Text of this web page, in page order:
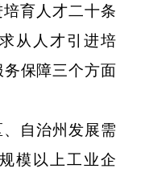
育人才二十条
从人才引进培
保障三个方面
自治州发展需
模以上工业企